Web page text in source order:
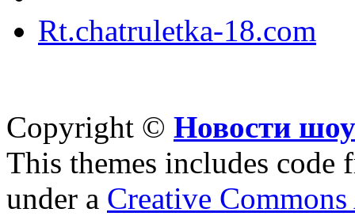
Rt.chatruletka-18.com
Copyright © Новости
This themes includes code
under a Creative